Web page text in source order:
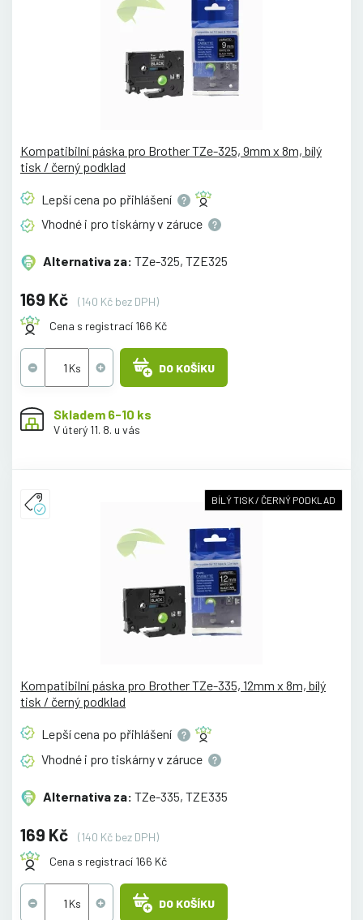
Kompatibilní páska pro Brother TZe-325, 9mm x 8m, bílý
tisk / černý podklad
Lepší cena po přihlášení
Vhodné i pro tiskárny v záruce
Alternativa za: TZe-325, TZE325
169 Kč
(140 Kč bez DPH)
Cena s registrací 166 Kč
DO KOŠÍKU
Skladem 6-10 ks
V úterý 11. 8. u vás
BÍLÝ TISK / ČERNÝ PODKLAD
Kompatibilní páska pro Brother TZe-335, 12mm x 8m, bílý
tisk / černý podklad
Lepší cena po přihlášení
Vhodné i pro tiskárny v záruce
Alternativa za: TZe-335, TZE335
169 Kč
(140 Kč bez DPH)
Cena s registrací 166 Kč
DO KOŠÍKU